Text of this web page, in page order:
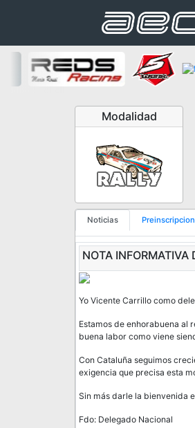
Modalidad
Noticias
NOTA INFORMATIVA
Yo Vicente Carrillo como
Estamos de enhorabuena al
buena labor como viene
Con Cataluña seguimos
exigencia que precisa esta
Sin más darle la bienvenida
Fdo: Delegado Nacional